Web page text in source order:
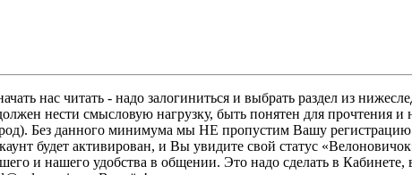
нас читать - надо залогиниться и выбрать раздел из
нести смысловую нагрузку, быть понятен для
Без данного минимума мы НЕ пропустим Вашу
будет активирован, и Вы увидите свой статус
и нашего удобства в общении. Это надо сделать в